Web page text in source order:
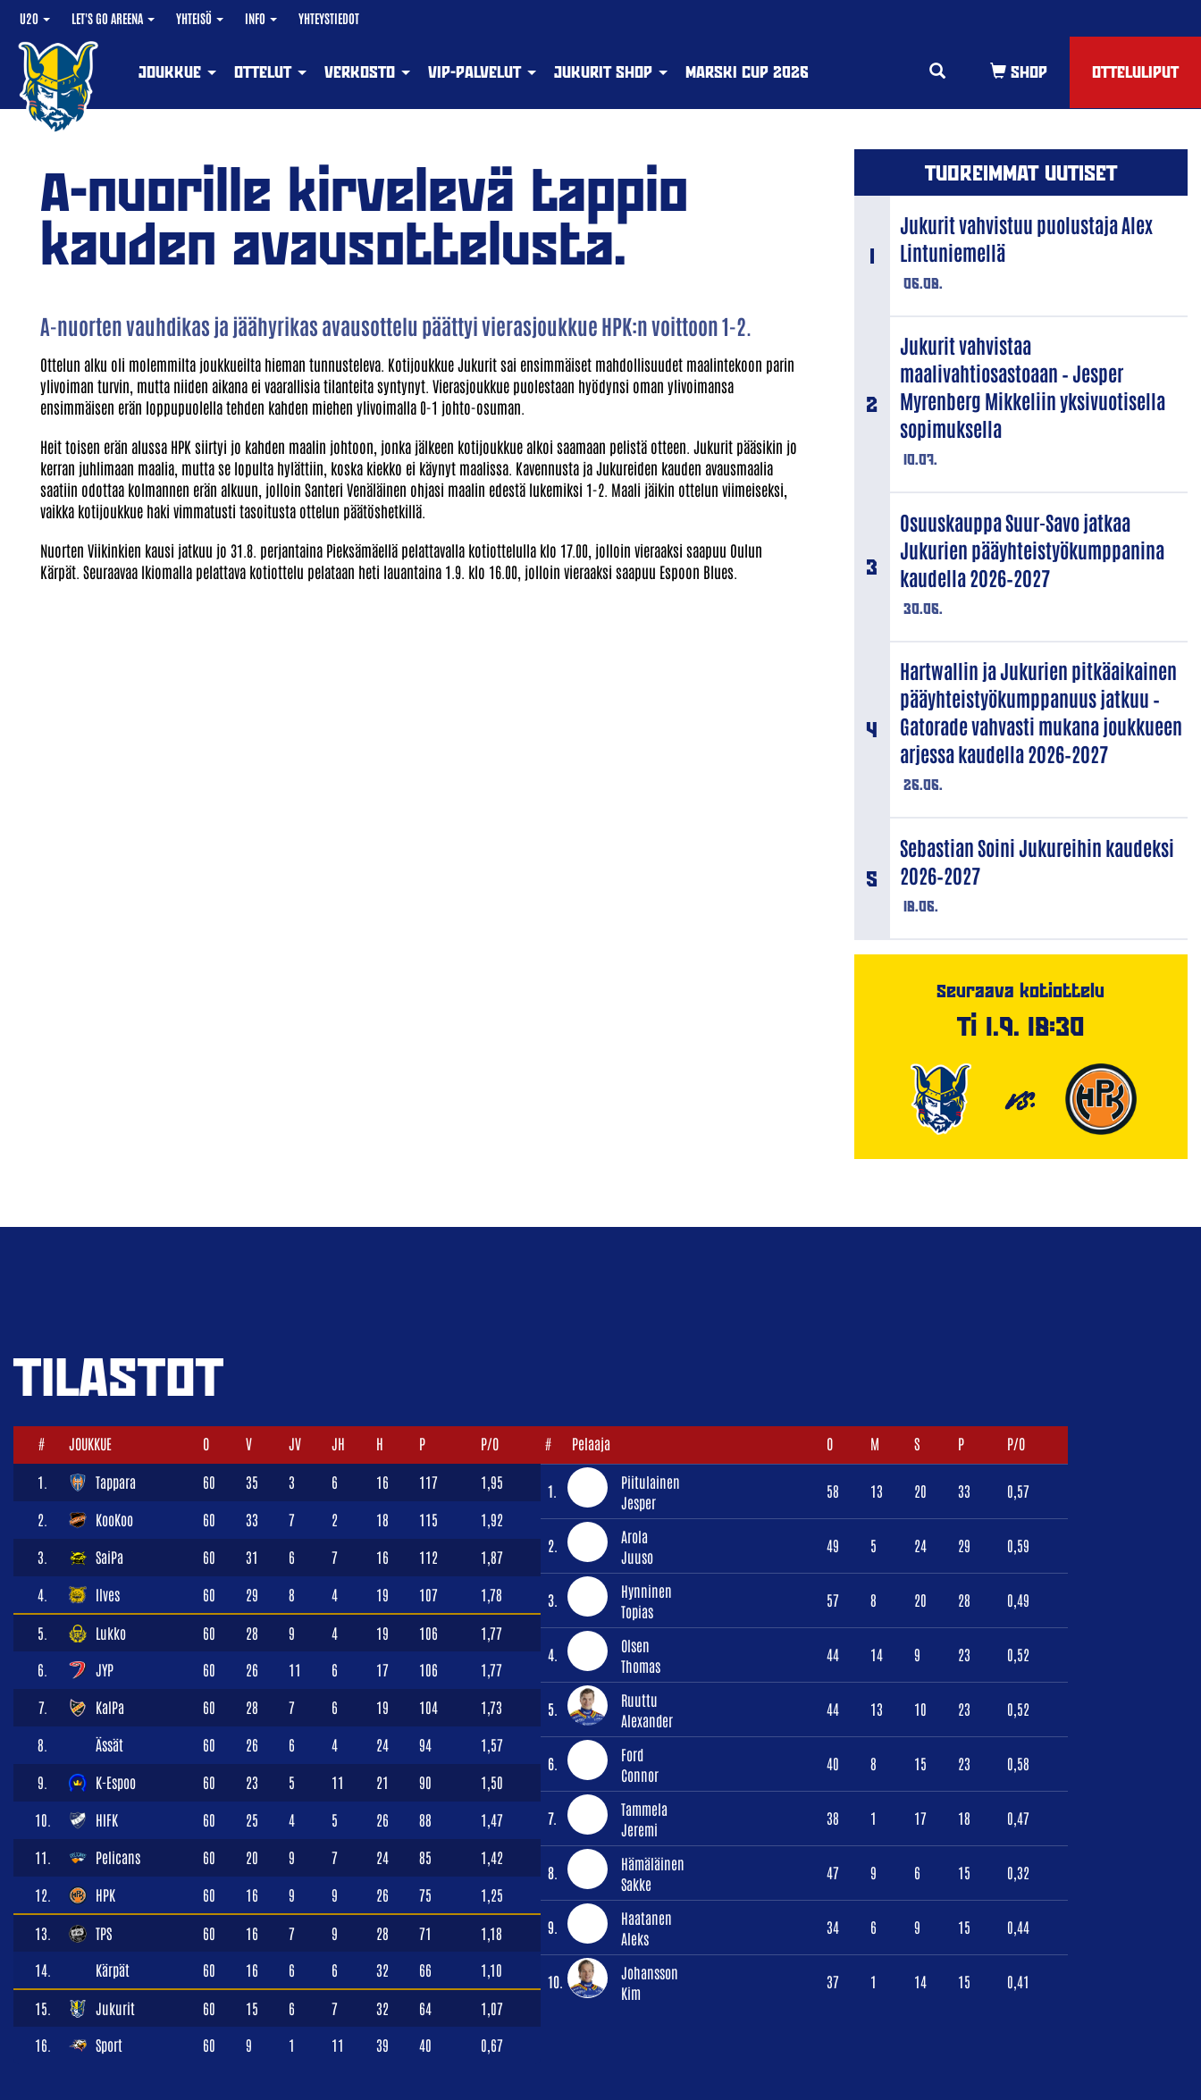
U20 LET'S GO AREENA YHTEISÖ INFO YHTEYSTIEDOT
OTTELULIPUT
JOUKKUE OTTELUT VERKOSTO VIP-PALVELUT JUKURIT SHOP MARSKI CUP 2026
A-nuorille kirvelevä tappio
kauden avausottelusta.
A-nuorten vauhdikas ja jäähyrikas avausottelu päättyi vierasjoukkue HPK:n voittoon 1-2.
Ottelun alku oli molemmilta joukkueilta hieman tunnusteleva. Kotijoukkue Jukurit sai ensimmäiset mahdollisuudet maalintekoon parin
ylivoiman turvin, mutta niiden aikana ei vaarallisia tilanteita syntynyt. Vierasjoukkue puolestaan hyödynsi oman ylivoimansa
ensimmäisen erän loppupuolella tehden kahden miehen ylivoimalla 0-1 johto-osuman.
Heit toisen erän alussa HPK siirtyi jo kahden maalin johtoon, jonka jälkeen kotijoukkue alkoi saamaan pelistä otteen. Jukurit pääsikin jo
kerran juhlimaan maalia, mutta se lopulta hylättiin, koska kiekko ei käynyt maalissa. Kavennusta ja Jukureiden kauden avausmaalia
saatiin odottaa kolmannen erän alkuun, jolloin Santeri Venäläinen ohjasi maalin edestä lukemiksi 1-2. Maali jäikin ottelun viimeiseksi,
vaikka kotijoukkue haki vimmatusti tasoitusta ottelun päätöshetkillä.
Nuorten Viikinkien kausi jatkuu jo 31.8. perjantaina Pieksämäellä pelattavalla kotiottelulla klo 17.00, jolloin vieraaksi saapuu Oulun
Kärpät. Seuraavaa Ikiomalla pelattava kotiottelu pelataan heti lauantaina 1.9. klo 16.00, jolloin vieraaksi saapuu Espoon Blues.
TUOREIMMAT UUTISET
06.08.
Jukurit vahvistuu puolustaja Alex
Lintuniemellä
10.07.
Jukurit vahvistaa
maalivahtiosastoaan – Jesper
Myrenberg Mikkeliin yksivuotisella
sopimuksella
30.06.
Osuuskauppa Suur-Savo jatkaa
Jukurien pääyhteistyökumppanina
kaudella 2026–2027
26.06.
Hartwallin ja Jukurien pitkäaikainen
pääyhteistyökumppanuus jatkuu –
Gatorade vahvasti mukana joukkueen
arjessa kaudella 2026–2027
18.06.
Sebastian Soini Jukureihin kaudeksi
2026–2027
Seuraava kotiottelu
Ti 1.9. 18:30
VS.
TILASTOT
# JOUKKUE O V JV JH H P P/O
1. Tappara 60 35 3 6 16 117 1,95
2. KooKoo 60 33 7 2 18 115 1,92
3. SaiPa 60 31 6 7 16 112 1,87
4. Ilves 60 29 8 4 19 107 1,78
5. Lukko 60 28 9 4 19 106 1,77
6. JYP 60 26 11 6 17 106 1,77
7. KalPa 60 28 7 6 19 104 1,73
8. Ässät 60 26 6 4 24 94 1,57
9. K-Espoo 60 23 5 11 21 90 1,50
10. HIFK 60 25 4 5 26 88 1,47
11. Pelicans 60 20 9 7 24 85 1,42
12. HPK 60 16 9 9 26 75 1,25
13. TPS 60 16 7 9 28 71 1,18
14. Kärpät 60 16 6 6 32 66 1,10
15. Jukurit 60 15 6 7 32 64 1,07
16. Sport 60 9 1 11 39 40 0,67
# Pelaaja O M S P P/O
1.
Piitulainen
Jesper
58 13 20 33 0,57
2.
Arola
Juuso
49 5 24 29 0,59
3.
Hynninen
Topias
57 8 20 28 0,49
4.
Olsen
Thomas
44 14 9 23 0,52
5.
Ruuttu
Alexander
44 13 10 23 0,52
6.
Ford
Connor
40 8 15 23 0,58
7.
Tammela
Jeremi
38 1 17 18 0,47
8.
Hämäläinen
Sakke
47 9 6 15 0,32
9.
Haatanen
Aleks
34 6 9 15 0,44
10.
Johansson
Kim
37 1 14 15 0,41